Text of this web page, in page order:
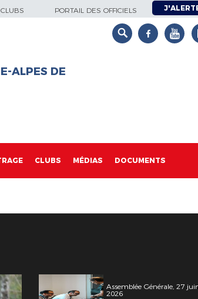
PORTAIL DES OFFICIELS
ALPES DE
CLUBS MÉDIAS DOCUMENTS
Assemblée Générale, 27
2026